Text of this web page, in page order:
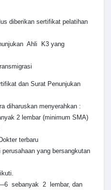
diberikan sertifikat pelatihan
Ahli K3 yang
dan Surat Penunjukan
diharuskan menyerahkan :
2 lembar (minimum SMA)
terbaru
yang bersangkutan
sebanyak 2 lembar, dan